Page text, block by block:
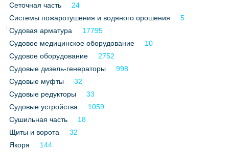
Сеточная часть
24
Системы пожаротушения и водяного орошения
5
Судовая арматура
17795
Судовое медицинское оборудование
10
Судовое оборудование
2752
Судовые дизель-генераторы
998
Судовые муфты
32
Судовые редукторы
33
Судовые устройства
1059
Сушильная часть
18
Щиты и ворота
32
Якоря
144